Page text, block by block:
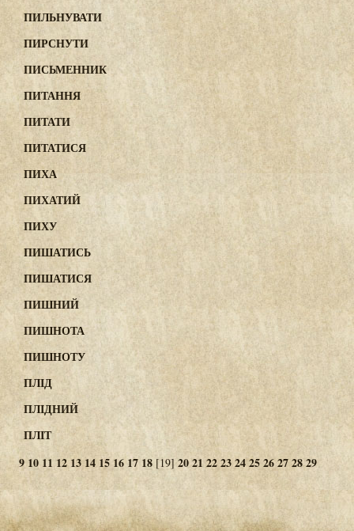
ПИЛЬНУВАТИ
ПИРСНУТИ
ПИСЬМЕННИК
ПИТАННЯ
ПИТАТИ
ПИТАТИСЯ
ПИХА
ПИХАТИЙ
ПИХУ
ПИШАТИСЬ
ПИШАТИСЯ
ПИШНИЙ
ПИШНОТА
ПИШНОТУ
ПЛІД
ПЛІДНИЙ
ПЛІТ
9 10 11 12 13 14 15 16 17 18 [19] 20212223242526272829